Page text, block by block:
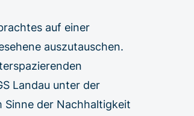
auf einer
auszutauschen.
Landau unter der
Sinne der Nachhaltigkeit